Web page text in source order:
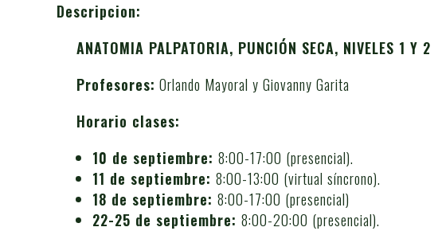
Descripcion:
ANATOMIA PALPATORIA, PUNCIÓN SECA, NIVELES 1 Y 2
Profesores: Orlando Mayoral y Giovanny Garita
Horario clases:
10 de septiembre: 8:00-17:00 (presencial).
11 de septiembre: 8:00-13:00 (virtual síncrono).
18 de septiembre: 8:00-17:00 (presencial)
22-25 de septiembre: 8:00-20:00 (presencial).